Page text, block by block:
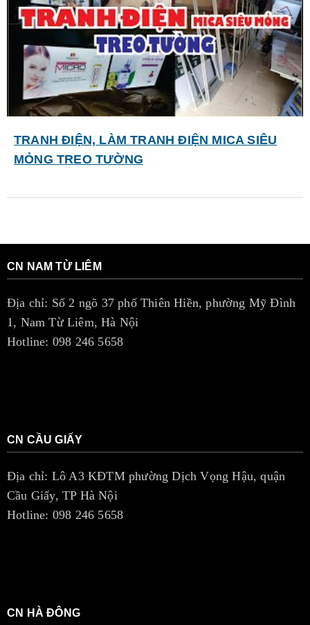
TRANH ĐIỆN, LÀM TRANH ĐIỆN MICA SIÊU
MỎNG TREO TƯỜNG
CN NAM TỪ LIÊM
Địa chỉ: Số 2 ngõ 37 phố Thiên Hiền, phường Mỹ Đình
1, Nam Từ Liêm, Hà Nội
Hotline: 098 246 5658
CN CẦU GIẤY
Địa chỉ: Lô A3 KĐTM phường Dịch Vọng Hậu, quận
Cầu Giấy, TP Hà Nội
Hotline: 098 246 5658
CN HÀ ĐÔNG